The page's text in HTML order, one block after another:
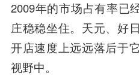
2009年的市场占有率已
庄稳稳坐住。天元、好
开店速度上远远落后于
视野中。